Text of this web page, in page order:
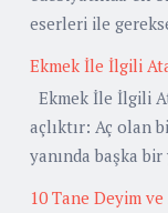
eserleri ile
Ekmek İle İlgili
Ekmek İle İlgili
açlıktır: Aç olan
yanında başka bir
10 Tane Deyim ve